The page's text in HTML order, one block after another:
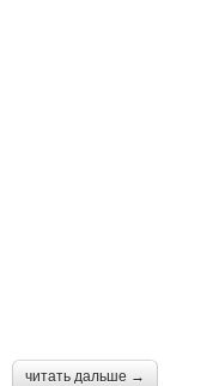
читать дальше →